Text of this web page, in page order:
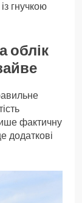
гнучкою
облік
фактичну
додаткові